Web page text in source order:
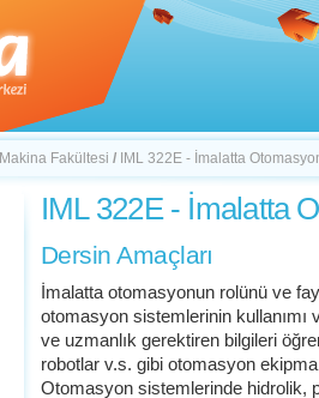
Makina Fakültesi / IML 322E - İmalatta
IML 322E - İmalatta
Dersin Amaçları
İmalatta otomasyonun rolünü ve
otomasyon sistemlerinin kullanımı
ve uzmanlık gerektiren bilgileri
robotlar v.s. gibi otomasyon
Otomasyon sistemlerinde hidrolik,